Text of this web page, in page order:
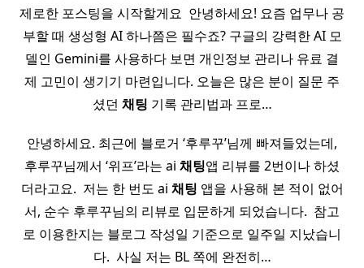
제로한 포스팅을 시작할게요 ​ 안녕하세요! 요즘 업무나 공
부할 때 생성형 AI 하나쯤은 필수죠? 구글의 강력한 AI 모
델인 Gemini를 사용하다 보면 개인정보 관리나 유료 결
제 고민이 생기기 마련입니다. 오늘은 많은 분이 질문 주
셨던 채팅 기록 관리법과 프로…
안녕하세요. 최근에 블로거 ‘후루꾸’님께 빠져들었는데,
후루꾸님께서 ‘위프’라는 ai 채팅앱 리뷰를 2번이나 하셨
더라고요. ​ 저는 한 번도 ai 채팅 앱을 사용해 본 적이 없어
서, 순수 후루꾸님의 리뷰로 입문하게 되었습니다. ​ 참고
로 이용한지는 블로그 작성일 기준으로 일주일 지났습니
다. ​ 사실 저는 BL 쪽에 완전히…